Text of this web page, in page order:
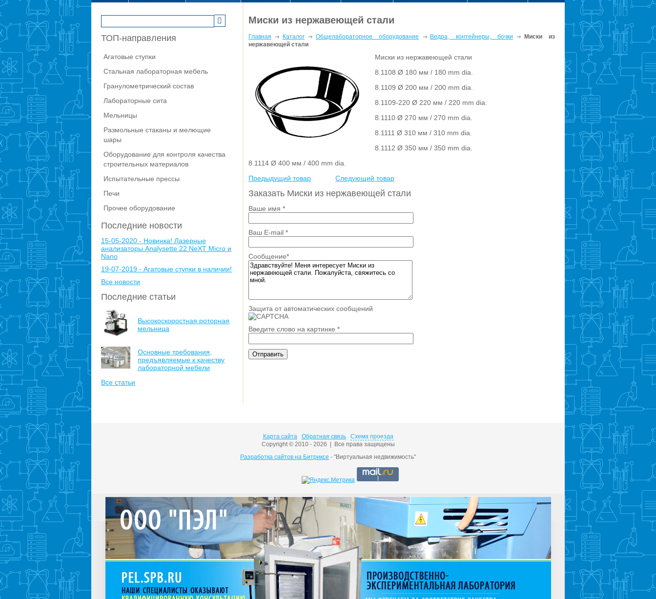
ТОП-направления
Агатовые ступки
Стальная лабораторная мебель
Гранулометрический состав
Лабораторные сита
Мельницы
Размольные стаканы и мелющие
шары
Оборудование для контроля качества
строительных материалов
Испытательные прессы
Печи
Прочее оборудование
Последние новости
15-05-2020 - Новинка! Лазерные
анализаторы Analysette 22 NeXT Micro и
Nano
19-07-2019 - Агатовые ступки в наличии!
Все новости
Последние статьи
Высокоскоростная роторная
мельница
Основные требования,
предъявляемые к качеству
лабораторной мебели
Все статьи
Миски из нержавеющей стали
Главная Каталог Общелабораторное оборудование Ведра, контейнеры, бочки
Миски из
нержавеющей стали
Миски из нержавеющей стали
8.1108 Ø 180 мм / 180 mm dia.
8.1109 Ø 200 мм / 200 mm dia.
8.1109-220 Ø 220 мм / 220 mm dia.
8.1110 Ø 270 мм / 270 mm dia.
8.1111 Ø 310 мм / 310 mm dia.
8.1112 Ø 350 мм / 350 mm dia.
8.1114 Ø 400 мм / 400 mm dia.
Предыдущий товар
Следующий товар
Заказать Миски из нержавеющей стали
Ваше имя *
Ваш E-mail *
Сообщение*
Защита от автоматических сообщений
Введите слово на картинке *
Карта сайта Обратная связь
Схема проезда
Copyright © 2010 - 2026 | Все права защищены
Разработка сайтов на Битриксе - "Виртуальная недвижимость"